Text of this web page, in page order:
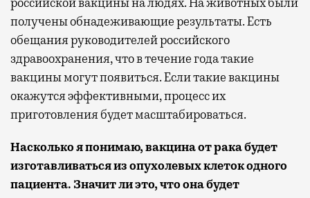
получены обнадеживающие результаты. Есть
обещания руководителей российского
здравоохранения, что в течение года такие
вакцины могут появиться. Если такие вакцины
окажутся эффективными, процесс их
приготовления будет масштабироваться.
Насколько я понимаю, вакцина от рака будет
изготавливаться из опухолевых клеток одного
пациента. Значит ли это, что она будет